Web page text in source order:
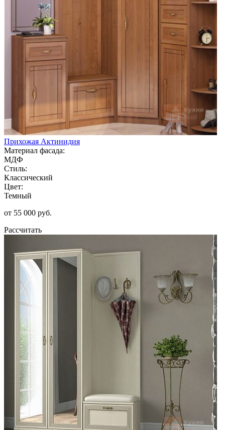
Прихожая Актинидия
Материал фасада:
МДФ
Стиль:
Классический
Цвет:
Темный
от 55 000 руб.
Рассчитать